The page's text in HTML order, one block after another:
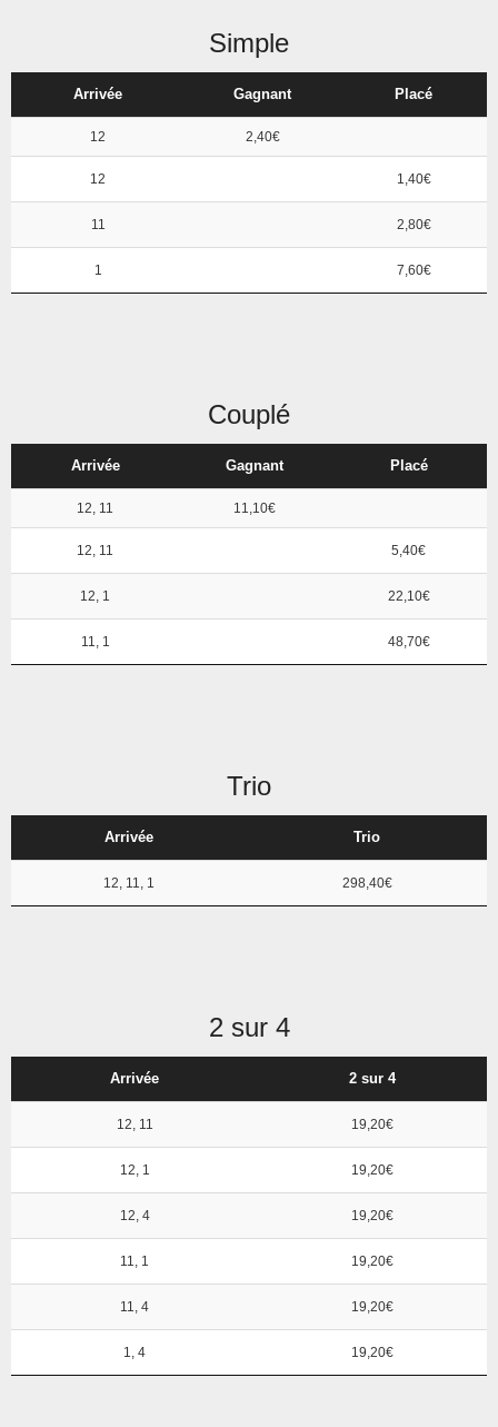
Simple
Arrivée Gagnant Placé
12 2,40€
12 1,40€
11 2,80€
1 7,60€
Couplé
Arrivée Gagnant Placé
12, 11 11,10€
12, 11 5,40€
12, 1 22,10€
11, 1 48,70€
Trio
Arrivée Trio
12, 11, 1 298,40€
2 sur 4
Arrivée 2 sur 4
12, 11 19,20€
12, 1 19,20€
12, 4 19,20€
11, 1 19,20€
11, 4 19,20€
1, 4 19,20€